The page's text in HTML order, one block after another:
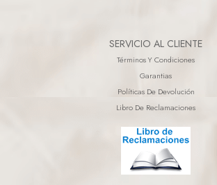
SERVICIO AL CLIENTE
Términos Y Condiciones
Garantias
Políticas De Devolución
Libro De Reclamaciones